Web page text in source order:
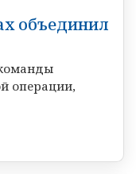
объединил
операции,